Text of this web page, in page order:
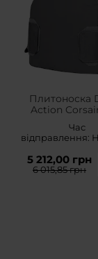
Плитоноска
Action
Час
відправлення:
5 212,00 грн
6 015,85 грн